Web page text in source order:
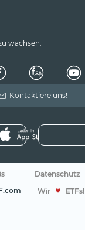
wachsen.
Kontaktiere uns!
Datenschutz
Wir ETFs!